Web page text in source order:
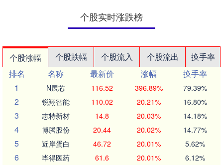
个股实时涨跌榜
个股涨幅 个股跌幅 个股流入 个股流出
换手率
排名
名称 最新价 涨幅
换手率
1
N展芯 116.52 396.89% 79.39%
2 锐翔智能 110.02 20.21% 16.80%
3 志特新材 14.8 20.03% 14.18%
4 博腾股份 20.44 20.02% 14.77%
5 近岸蛋白 46.72 20.01% 5.62%
6 毕得医药 61.6 20.01% 6.12%